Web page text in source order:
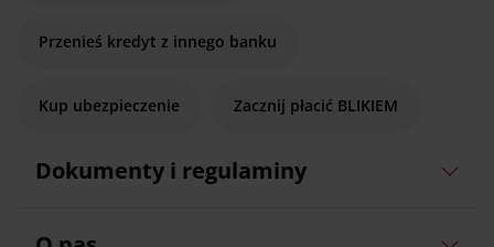
Przenieś kredyt z innego banku
Kup ubezpieczenie Zacznij płacić BLIKIEM
Dokumenty i regulaminy